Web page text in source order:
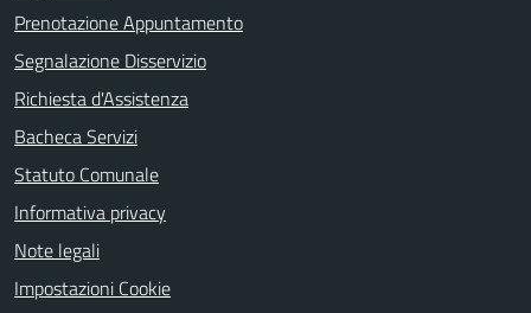
Prenotazione Appuntamento
Segnalazione Disservizio
Richiesta d'Assistenza
Bacheca Servizi
Statuto Comunale
Informativa privacy
Note legali
Impostazioni Cookie